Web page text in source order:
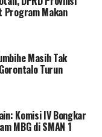
legislatif
para anggota
pertimbangan,
terhadap
ruang kepada
dan masukan di
tutup Fikran.
Program Makan
Masih Tak
Turun
Komisi IV Bongkar
MBG di SMAN 1